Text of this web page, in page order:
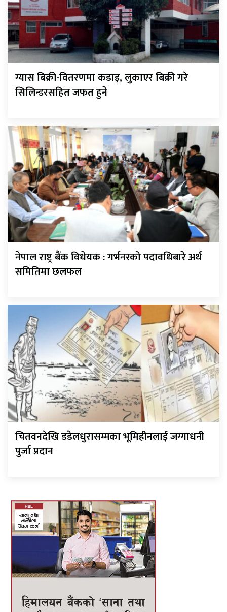
ग्यास बिक्री-वितरणमा कडाइ, लुकाएर बिक्री गरे
सिलिन्डरसहित जफत हुने
नेपाल राष्ट्र बैंक विधेयक : गर्भनरको पदावधिबारे अर्थ
समितिमा छलफल
चितवनदेखि डडेलधुरासम्मका भूमिहीनलाई जग्गाधनी
पुर्जा प्रदान